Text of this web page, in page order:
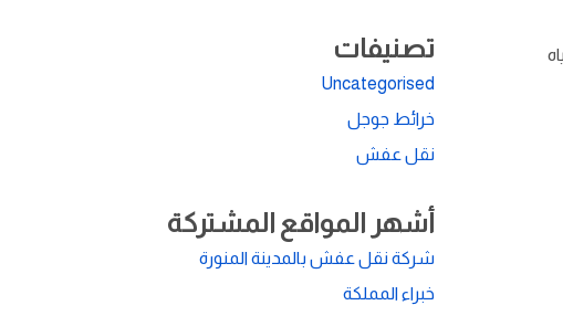
تصنيفات
Uncategorised
خرائط جوجل
نقل عفش
أشهر المواقع المشتركة
شركة نقل عفش بالمدينة المنورة
خبراء المملكة